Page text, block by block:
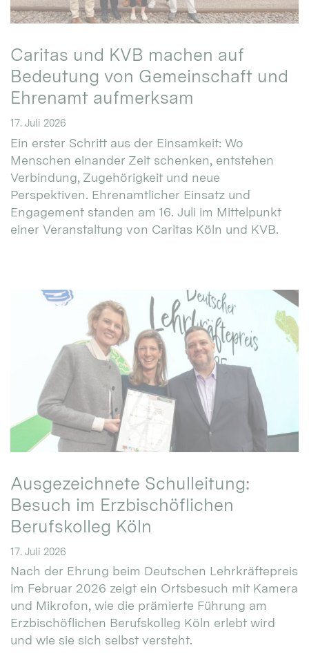
Caritas und KVB machen auf
Bedeutung von Gemeinschaft und
Ehrenamt aufmerksam
17. Juli 2026
Ein erster Schritt aus der Einsamkeit: Wo
Menschen einander Zeit schenken, entstehen
Verbindung, Zugehörigkeit und neue
Perspektiven. Ehrenamtlicher Einsatz und
Engagement standen am 16. Juli im Mittelpunkt
einer Veranstaltung von Caritas Köln und KVB.
Ausgezeichnete Schulleitung:
Besuch im Erzbischöflichen
Berufskolleg Köln
17. Juli 2026
Nach der Ehrung beim Deutschen Lehrkräftepreis
im Februar 2026 zeigt ein Ortsbesuch mit Kamera
und Mikrofon, wie die prämierte Führung am
Erzbischöflichen Berufskolleg Köln erlebt wird
und wie sie sich selbst versteht.